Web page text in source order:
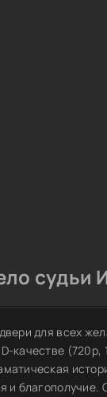
судьи
для всех
качестве (720p,
и